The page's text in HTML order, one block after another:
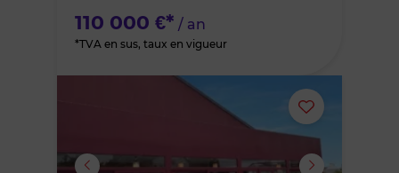
110 000 €* / an
*TVA en sus, taux en vigueur
Ajouter
ou